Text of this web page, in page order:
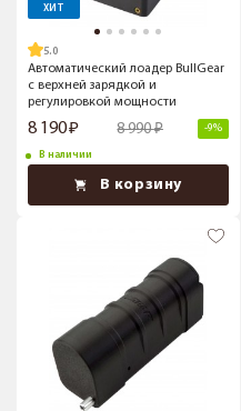
ХИТ
5.0
Автоматический лоадер BullGear
с верхней зарядкой и
регулировкой мощности
8 190 8 990 -9%
В наличии
В корзину